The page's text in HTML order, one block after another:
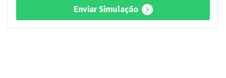
Enviar Simulação